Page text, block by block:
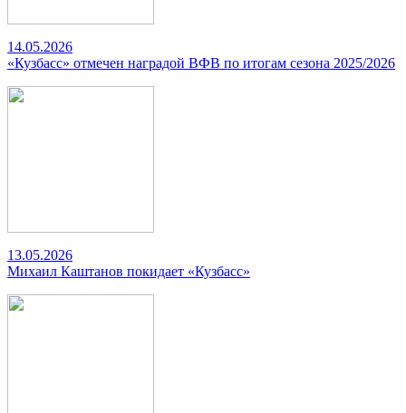
14.05.2026
«Кузбасс» отмечен наградой ВФВ по итогам сезона 2025/2026
13.05.2026
Михаил Каштанов покидает «Кузбасс»